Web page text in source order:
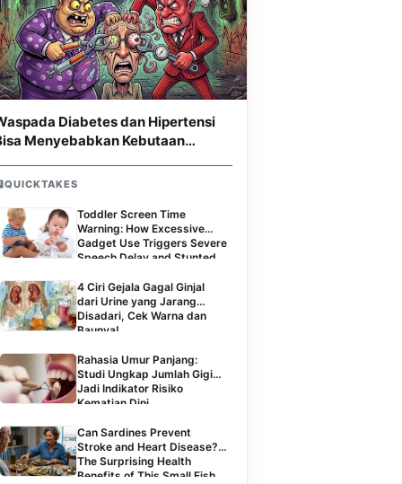
Diabetes dan Hipertensi
Menyebabkan Kebutaan
QUICKTAKES
Toddler Screen Time
Warning: How Excessive
Gadget Use Triggers Severe
Speech Delay and Stunted
4 Ciri Gejala Gagal Ginjal
dari Urine yang Jarang
Disadari, Cek Warna dan
Baunya!
Rahasia Umur Panjang:
Studi Ungkap Jumlah Gigi
Jadi Indikator Risiko
Kematian Dini
Can Sardines Prevent
Stroke and Heart Disease?
The Surprising Health
Benefits of This Small Fish